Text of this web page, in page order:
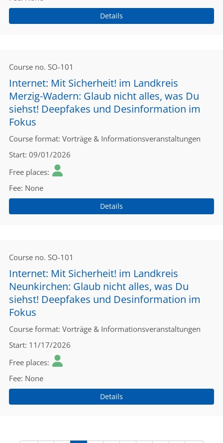
Details
Course no. SO-101
Internet: Mit Sicherheit! im Landkreis
Merzig-Wadern: Glaub nicht alles, was Du
siehst! Deepfakes und Desinformation im
Fokus
Course format Vorträge & Informationsveranstaltungen
Start 09/01/2026
Free places
Fee None
Details
Course no. SO-101
Internet: Mit Sicherheit! im Landkreis
Neunkirchen: Glaub nicht alles, was Du
siehst! Deepfakes und Desinformation im
Fokus
Course format Vorträge & Informationsveranstaltungen
Start 11/17/2026
Free places
Fee None
Details